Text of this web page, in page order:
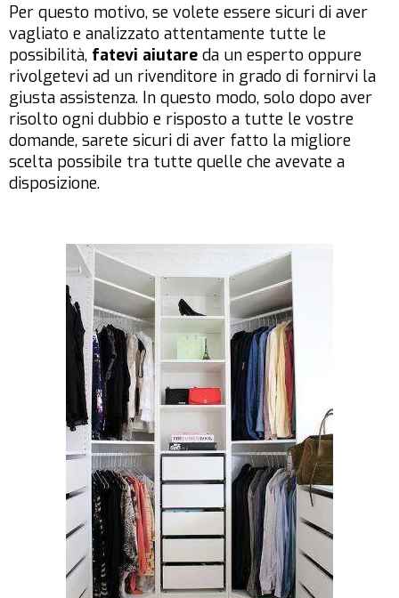
Per questo motivo, se volete essere sicuri di aver
vagliato e analizzato attentamente tutte le
possibilità, fatevi aiutare da un esperto oppure
rivolgetevi ad un rivenditore in grado di fornirvi la
giusta assistenza. In questo modo, solo dopo aver
risolto ogni dubbio e risposto a tutte le vostre
domande, sarete sicuri di aver fatto la migliore
scelta possibile tra tutte quelle che avevate a
disposizione.